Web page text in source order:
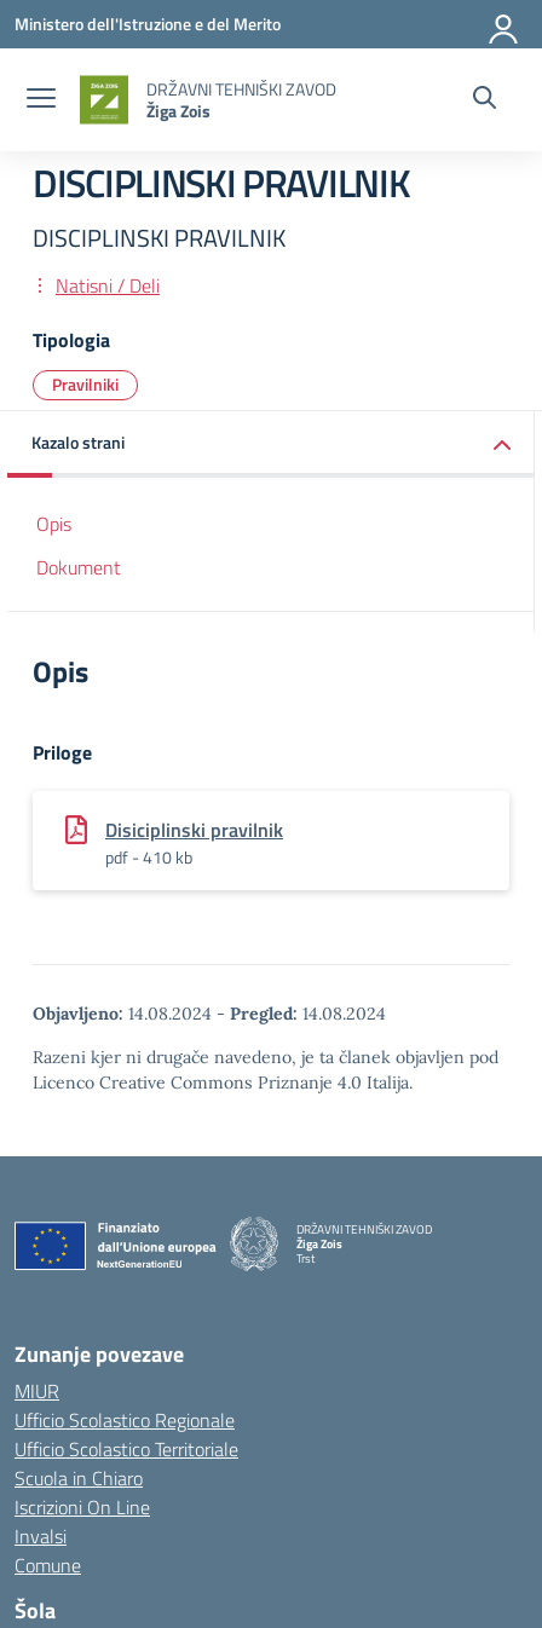
Vai ai contenuti
Vai al menu di navigazione
Vai al footer
Ministero dell'Istruzione e del Merito
DRŽAVNI TEHNIŠKI ZAVOD
Žiga Zois
DISCIPLINSKI PRAVILNIK
DISCIPLINSKI PRAVILNIK
Natisni / Deli
Tipologia
Pravilniki
Kazalo strani
Opis
Dokument
Opis
Priloge
Disiciplinski pravilnik
pdf - 410 kb
Objavljeno: 14.08.2024 - Pregled: 14.08.2024
Razeni kjer ni drugače navedeno, je ta članek objavljen pod
Licenco Creative Commons Priznanje 4.0 Italija.
DRŽAVNI TEHNIŠKI ZAVOD
Žiga Zois
Trst
Zunanje povezave
MIUR
Ufficio Scolastico Regionale
Ufficio Scolastico Territoriale
Scuola in Chiaro
Iscrizioni On Line
Invalsi
Comune
Šola